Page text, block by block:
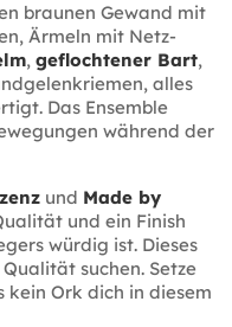
braunen Gewand mit
Ärmeln mit Netz-
, geflochtener Bart,
alles
Das Ensemble
während der
und Made by
und ein Finish
würdig ist. Dieses
suchen. Setze
kein Ork dich in diesem